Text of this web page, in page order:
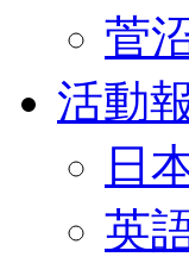
菅
活動
日
英